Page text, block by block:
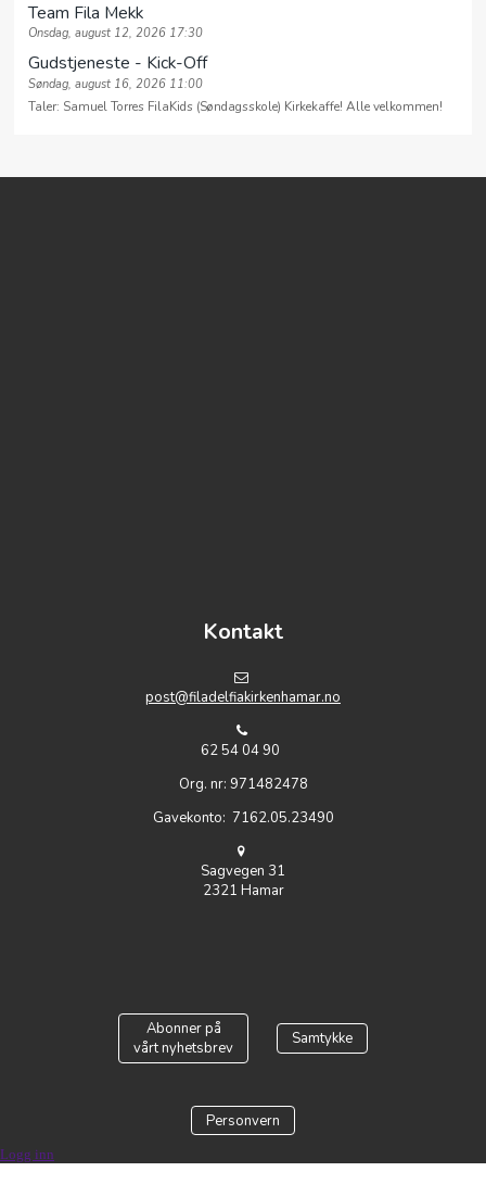
Team Fila Mekk
Onsdag, august 12, 2026 17:30
Gudstjeneste - Kick-Off
Søndag, august 16, 2026 11:00
Taler: Samuel Torres FilaKids (Søndagsskole) Kirkekaffe! Alle velkommen!
Kontakt
post@filadelfiakirkenhamar.no
62 54 04 90
Org. nr: 971482478
Gavekonto: 7162.05.23490
Sagvegen 31
2321 Hamar
Abonner på
vårt nyhetsbrev
Samtykke
Personvern
Logg inn